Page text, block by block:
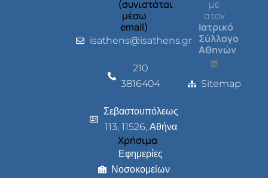
(συνιστάται
μέσω
email)
isathens@isathens.gr
210
3816404
Σεβαστουπόλεως
113, 11526, Αθήνα
Χρήσιμα
Εφημερίες
Νοσοκομείων
με
στον
Ιατρικό
Σύλλογο
Αθηνών
Sitemap